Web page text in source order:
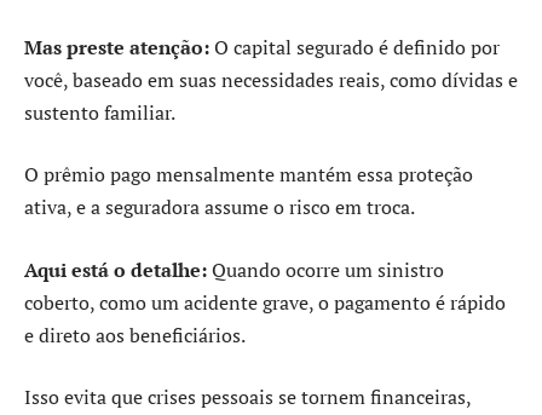
Mas preste atenção:O capital segurado é definido por
você, baseado em suas necessidades reais, como dívidas e
sustento familiar.
O prêmio pago mensalmente mantém essa proteção
ativa, e a seguradora assume o risco em troca.
Aqui está o detalhe:Quando ocorre um sinistro
coberto, como um acidente grave, o pagamento é rápido
e direto aos beneficiários.
Isso evita que crises pessoais se tornem financeiras,